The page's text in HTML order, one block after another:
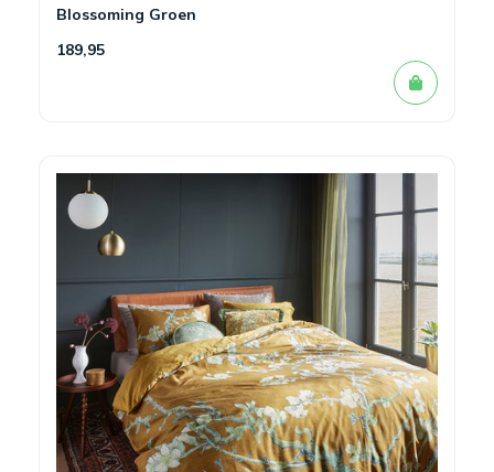
Blossoming Groen
189,95